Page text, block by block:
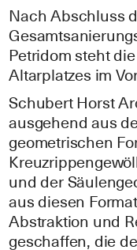
Nach Abschluss
Petridom steht
Altarplatzes im
Schubert Horst
ausgehend aus
geometrischen
und der
aus diesen
Abstraktion und
geschaffen, die